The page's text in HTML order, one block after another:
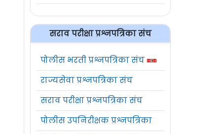
सराव परीक्षा प्रश्नपत्रिका संच
पोलीस भरती प्रश्नपत्रिका संच
राज्यसेवा प्रश्नपत्रिका संच
सराव परीक्षा प्रश्नपत्रिका संच
पोलीस उपनिरीक्षक प्रश्नपत्रिका